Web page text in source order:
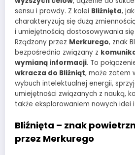
sensu i prawdy. Z kolei Bliźnięta,
charakteryzują się dużą
i umiejętnością dostosowywania
Rządzony przez Merkurego, znak
bezpośrednio związany z
wymianą informacji. To
wkracza do Bliźniąt, może zatem
wybuch intelektualnej energii,
umiejętności związanych z nauką,
także eksplorowaniem nowych idei
Bliźnięta – znak
przez Merkurego